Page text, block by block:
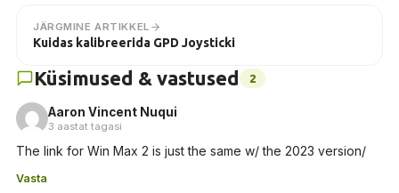
JÄRGMINE ARTIKKEL
Kuidas kalibreerida GPD Joysticki
Küsimused & vastused 2
Aaron Vincent Nuqui
3 aastat tagasi
The link for Win Max 2 is just the same w/ the 2023 version/
Vasta